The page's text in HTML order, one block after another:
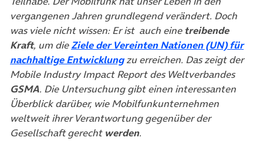
vergangenen Jahren grundlegend verändert. Doch
was viele nicht wissen: Er ist auch einetreibende
Kraft, um dieZiele der Vereinten Nationen (UN) für
nachhaltige Entwicklung(öffnet in neuem Tab)
zu erreichen. Das zeigt der
Mobile Industry Impact Report des Weltverbandes
GSMA. Die Untersuchung gibt einen interessanten
Überblick darüber, wie Mobilfunkunternehmen
weltweit ihrer Verantwortung gegenüber der
Gesellschaft gerecht werden.